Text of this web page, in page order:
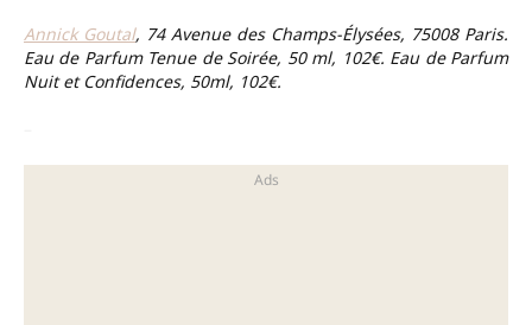
Annick Goutal, 74 Avenue des Champs-Élysées, 75008 Paris.
Eau de Parfum Tenue de Soirée, 50 ml, 102€. Eau de Parfum
Nuit et Confidences, 50ml, 102€.